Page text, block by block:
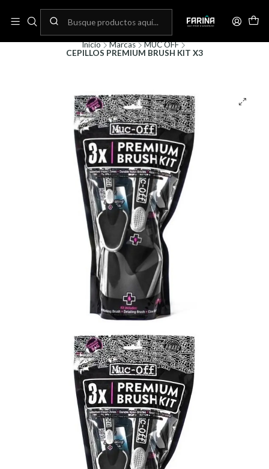
Envíos gratis por compras sobre 80.000! (No aplica para bicicletas)
Inicio Marcas
MUC OFF
CEPILLOS PREMIUM BRUSH KIT X3